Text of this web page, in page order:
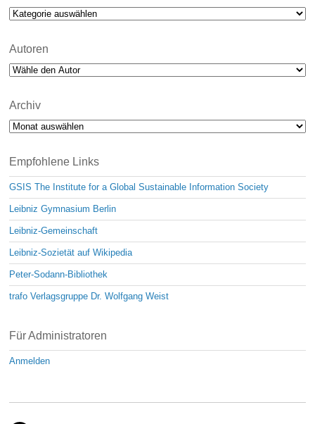
Kategorien
Autoren
Archiv
Archiv
Empfohlene Links
GSIS The Institute for a Global Sustainable Information Society
Leibniz Gymnasium Berlin
Leibniz-Gemeinschaft
Leibniz-Sozietät auf Wikipedia
Peter-Sodann-Bibliothek
trafo Verlagsgruppe Dr. Wolfgang Weist
Für Administratoren
Anmelden